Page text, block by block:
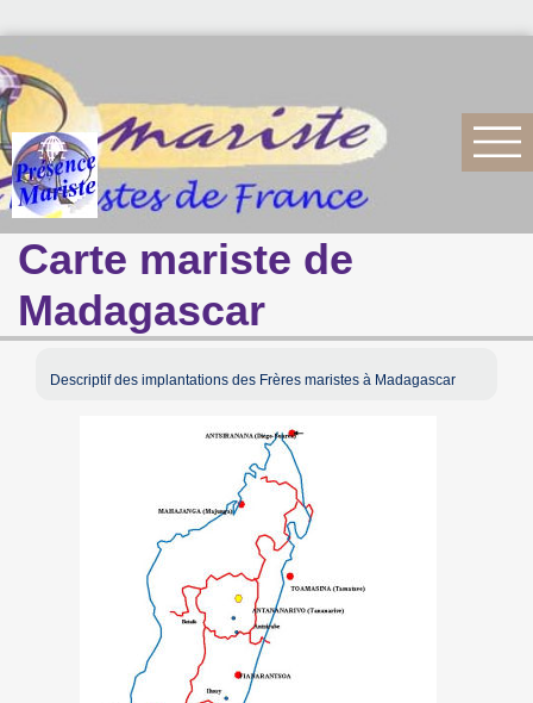
Carte mariste de
Madagascar
Descriptif des implantations des Frères maristes à Madagascar